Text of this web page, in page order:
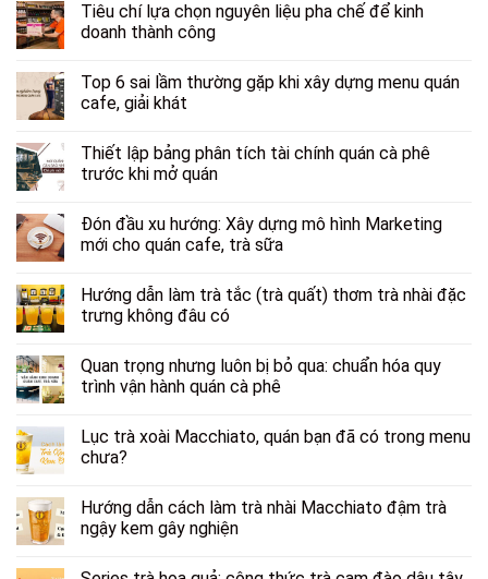
Tiêu chí lựa chọn nguyên liệu pha chế để kinh
doanh thành công
Top 6 sai lầm thường gặp khi xây dựng menu quán
cafe, giải khát
Thiết lập bảng phân tích tài chính quán cà phê
trước khi mở quán
Đón đầu xu hướng: Xây dựng mô hình Marketing
mới cho quán cafe, trà sữa
Hướng dẫn làm trà tắc (trà quất) thơm trà nhài đặc
trưng không đâu có
Quan trọng nhưng luôn bị bỏ qua: chuẩn hóa quy
trình vận hành quán cà phê
Lục trà xoài Macchiato, quán bạn đã có trong menu
chưa?
Hướng dẫn cách làm trà nhài Macchiato đậm trà
ngậy kem gây nghiện